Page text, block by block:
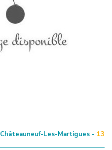
Châteauneuf-Les-Martigues - 13